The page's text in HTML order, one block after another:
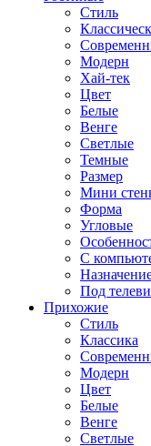
Стиль
Модерн
Хай-тек
Цвет
Белые
Венге
Светлые
Темные
Размер
Мини
Форма
Угловые
С
Под
Прихожие
Стиль
Классика
Модерн
Цвет
Белые
Венге
Светлые